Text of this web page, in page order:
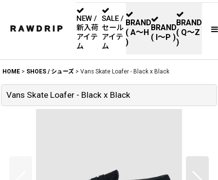
NEW /
新入荷
アイテ
ム
SALE /
セール
アイテ
ム
BRAND
( A〜H
)
BRAND
( I〜P )
BRAND
( Q〜Z
)
HOME > SHOES / シューズ > Vans Skate Loafer - Black x Black
Vans Skate Loafer - Black x Black